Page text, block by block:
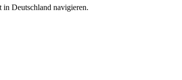
Deutschland navigieren.